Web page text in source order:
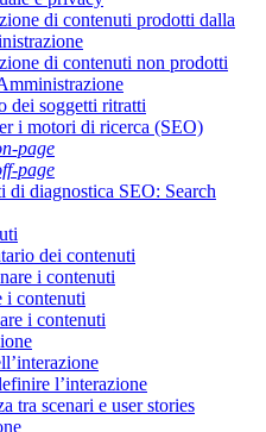
di contenuti prodotti dalla
di contenuti non prodotti
dei soggetti ritratti
i motori di ricerca (SEO)
page
page
di diagnostica SEO: Search
dei contenuti
i contenuti
i contenuti
i contenuti
l’interazione
tra scenari e user stories